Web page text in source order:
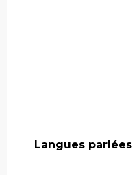
Langues parlées
Langues parlées